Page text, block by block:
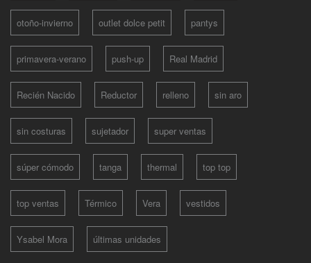
otoño-invierno outlet dolce petit pantys
primavera-verano push-up Real Madrid
Recién Nacido Reductor relleno sin aro
sin costuras sujetador super ventas
súper cómodo tanga thermal top top
top ventas Térmico Vera vestidos
Ysabel Mora últimas unidades